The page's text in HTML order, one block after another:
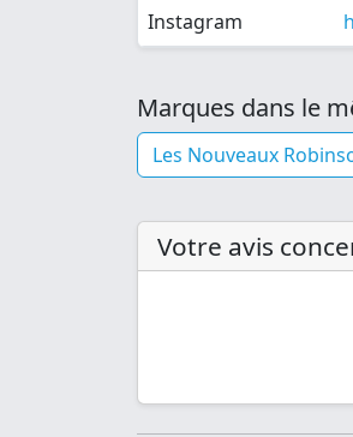
Instagram
Marques dans le
Les Nouveaux
Votre avis